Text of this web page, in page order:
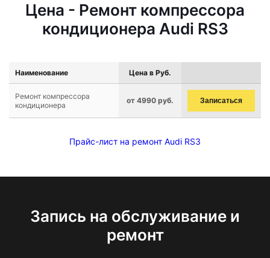
Цена - Ремонт компрессора
кондиционера Audi RS3
Наименование Цена в Руб.
Ремонт компрессора
кондиционера
от 4990 руб. Записаться
Прайс-лист на ремонт Audi RS3
Запись на обслуживание и
ремонт